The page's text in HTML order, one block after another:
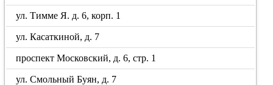
ул. Тимме Я. д. 6, корп. 1
ул. Касаткиной, д. 7
проспект Московский, д. 6, стр. 1
ул. Смольный Буян, д. 7